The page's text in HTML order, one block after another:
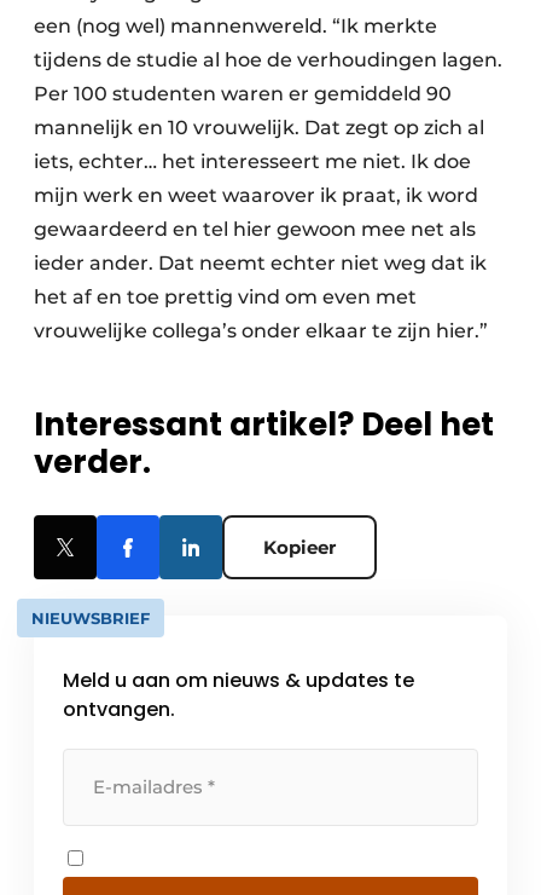
een (nog wel) mannenwereld. “Ik merkte
tijdens de studie al hoe de verhoudingen lagen.
Per 100 studenten waren er gemiddeld 90
mannelijk en 10 vrouwelijk. Dat zegt op zich al
iets, echter… het interesseert me niet. Ik doe
mijn werk en weet waarover ik praat, ik word
gewaardeerd en tel hier gewoon mee net als
ieder ander. Dat neemt echter niet weg dat ik
het af en toe prettig vind om even met
vrouwelijke collega’s onder elkaar te zijn hier.”
Interessant artikel? Deel het
verder.
Kopieer
NIEUWSBRIEF
Meld u aan om nieuws & updates te
ontvangen.